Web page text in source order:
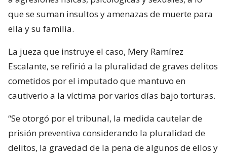
que se suman insultos y amenazas de muerte para
ella y su familia.
La jueza que instruye el caso, Mery Ramírez
Escalante, se refirió a la pluralidad de graves delitos
cometidos por el imputado que mantuvo en
cautiverio a la víctima por varios días bajo torturas.
“Se otorgó por el tribunal, la medida cautelar de
prisión preventiva considerando la pluralidad de
delitos, la gravedad de la pena de algunos de ellos y